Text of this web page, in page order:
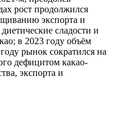
рост продолжился
экспорта и
сладости и
в 2023 году объём
рынок сократился на
дефицитом какао-
экспорта и